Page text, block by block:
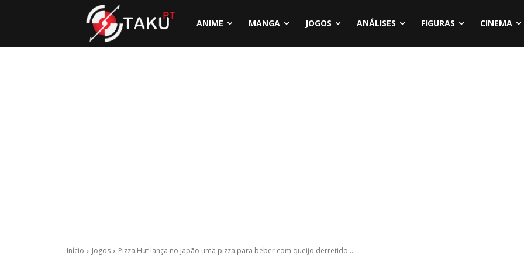
ANIME MANGA JOGOS ANÁLISES FIGURAS CINEMA
Início Jogos Pizza Hut lança no Japão uma pizza para beber com queijo derretido...